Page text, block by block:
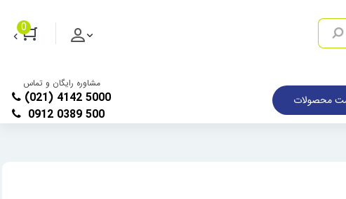
0
محصولات
مشاوره رایگان و تماس
(021) 4142 5000
0912 0389 500